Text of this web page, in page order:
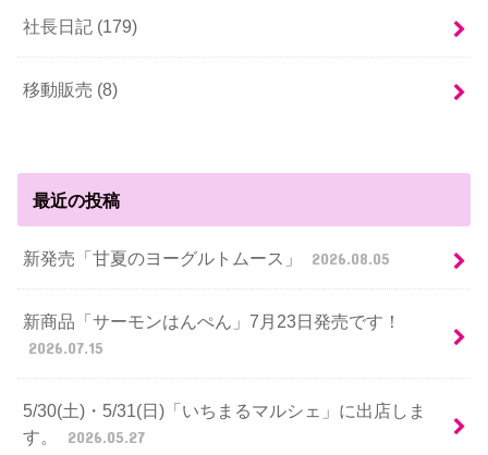
社長日記 (179)
移動販売 (8)
最近の投稿
新発売「甘夏のヨーグルトムース」 2026.08.05
新商品「サーモンはんぺん」7月23日発売です！
2026.07.15
5/30(土)・5/31(日)「いちまるマルシェ」に出店しま
す。
2026.05.27